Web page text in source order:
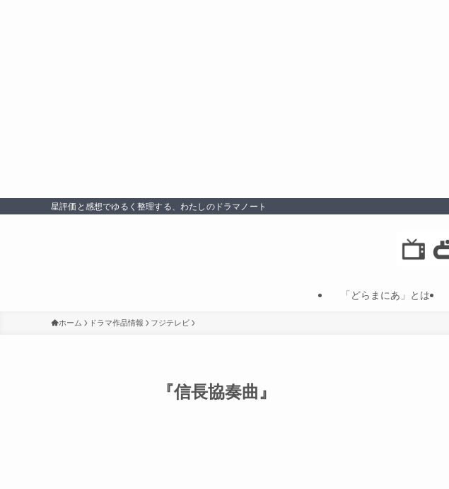
星評価と感想でゆるく整理する、わたしのドラマノート
「どらまにあ」とは
ホーム ドラマ作品情報 フジテレビ
『信長協奏曲』